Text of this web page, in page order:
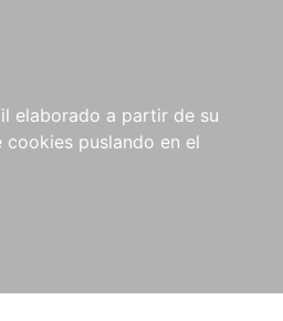
elaborado a partir de su
puslando en el
COMPRAS
INSTITUCIONALES